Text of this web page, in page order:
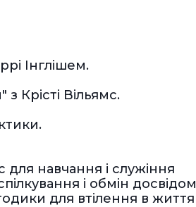
Інглішем.
з Крісті Вільямс.
для навчання і служіння
і обмін досвідом
для втілення в життя